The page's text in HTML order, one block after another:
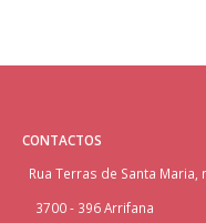
CONTACTOS
Rua Terras de Santa Maria,
3700 - 396 Arrifana